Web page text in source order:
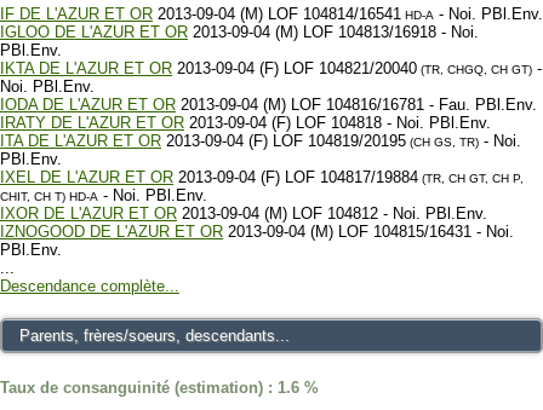
IF DE L'AZUR ET OR 2013-09-04 (M) LOF 104814/16541 HD-A - Noi. PBl.Env.
IGLOO DE L'AZUR ET OR 2013-09-04 (M) LOF 104813/16918 - Noi.
PBl.Env.
IKTA DE L'AZUR ET OR 2013-09-04 (F) LOF 104821/20040 (TR, CHGQ, CH GT) -
Noi. PBl.Env.
IODA DE L'AZUR ET OR 2013-09-04 (M) LOF 104816/16781 - Fau. PBl.Env.
IRATY DE L'AZUR ET OR 2013-09-04 (F) LOF 104818 - Noi. PBl.Env.
ITA DE L'AZUR ET OR 2013-09-04 (F) LOF 104819/20195 (CH GS, TR) - Noi.
PBl.Env.
IXEL DE L'AZUR ET OR 2013-09-04 (F) LOF 104817/19884 (TR, CH GT, CH P,
CHIT, CH T) HD-A - Noi. PBl.Env.
IXOR DE L'AZUR ET OR 2013-09-04 (M) LOF 104812 - Noi. PBl.Env.
IZNOGOOD DE L'AZUR ET OR 2013-09-04 (M) LOF 104815/16431 - Noi.
PBl.Env.
...
Descendance complète...
Parents, frères/soeurs, descendants...
Taux de consanguinité (estimation) : 1.6 %